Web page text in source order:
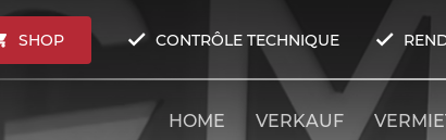
SHOP CONTRÔLE TECHNIQUE
HOME VERKAUF